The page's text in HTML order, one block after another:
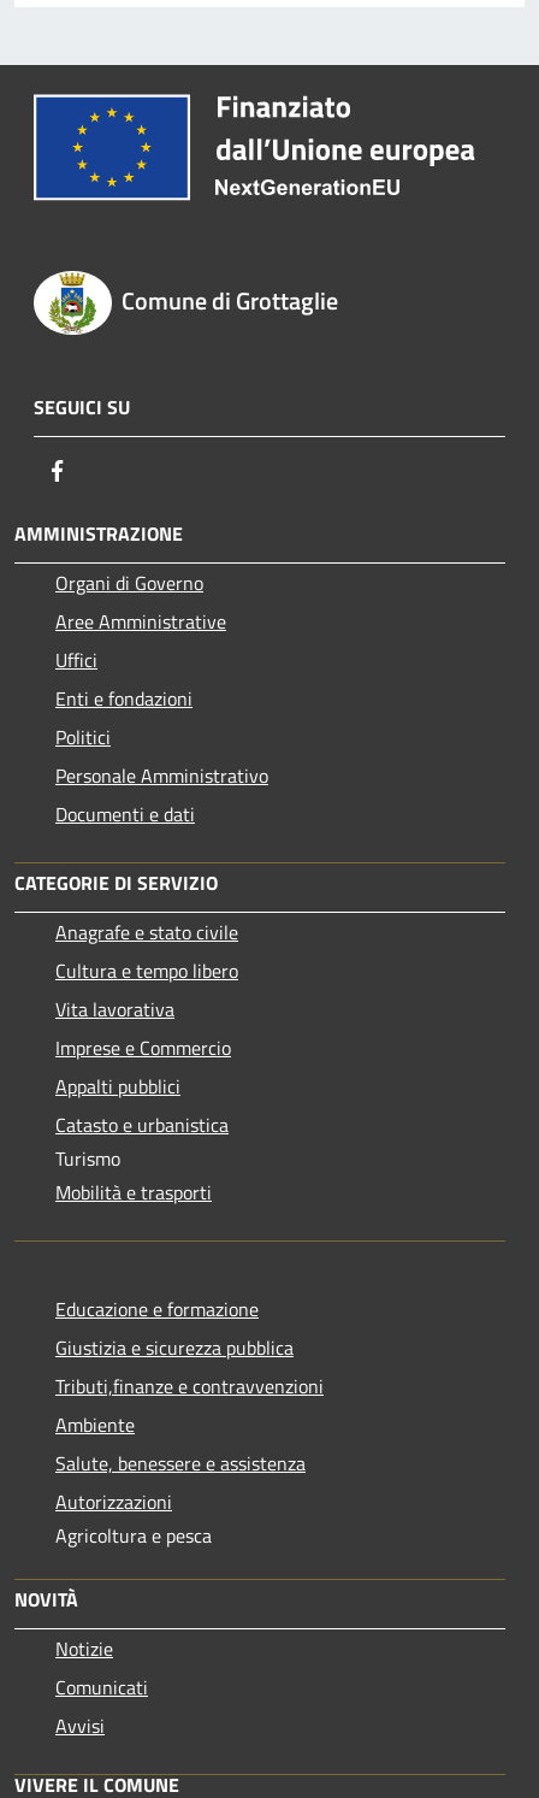
Comune di Grottaglie
SEGUICI SU
AMMINISTRAZIONE
Organi di Governo
Aree Amministrative
Uffici
Enti e fondazioni
Politici
Personale Amministrativo
Documenti e dati
CATEGORIE DI SERVIZIO
Anagrafe e stato civile
Cultura e tempo libero
Vita lavorativa
Imprese e Commercio
Appalti pubblici
Catasto e urbanistica
Turismo
Mobilità e trasporti
Educazione e formazione
Giustizia e sicurezza pubblica
Tributi,finanze e contravvenzioni
Ambiente
Salute, benessere e assistenza
Autorizzazioni
Agricoltura e pesca
NOVITÀ
Notizie
Comunicati
Avvisi
VIVERE IL COMUNE